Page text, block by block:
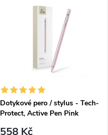
Dotykové pero / stylus - Tech-
Protect, Active Pen Pink
558 Kč